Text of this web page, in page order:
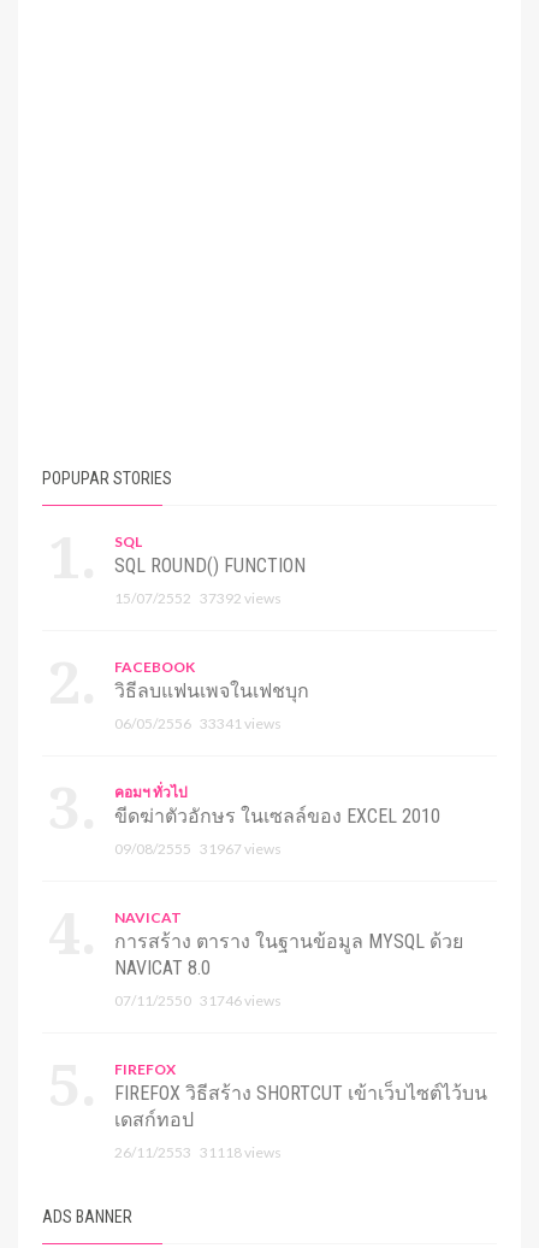
POPUPAR STORIES
SQL
SQL ROUND() FUNCTION
15/07/2552 37392 views
FACEBOOK
วิธีลบแฟนเพจในเฟชบุก
06/05/2556 33341 views
คอมฯ ทั่วไป
ขีดฆ่าตัวอักษร ในเซลล์ของ EXCEL 2010
09/08/2555 31967 views
NAVICAT
การสร้าง ตาราง ในฐานข้อมูล MYSQL ด้วย
NAVICAT 8.0
07/11/2550 31746 views
FIREFOX
FIREFOX วิธีสร้าง SHORTCUT เข้าเว็บไซต์ไว้บน
เดสก์ทอป
26/11/2553 31118 views
ADS BANNER